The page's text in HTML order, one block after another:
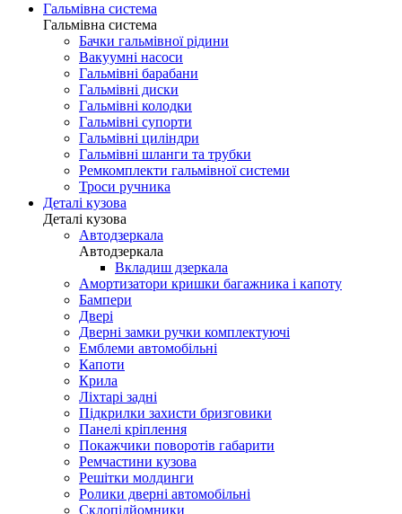
Гальмівна система
Гальмівна система
Бачки гальмівної рідини
Вакуумні насоси
Гальмівні барабани
Гальмівні диски
Гальмівні колодки
Гальмівні супорти
Гальмівні циліндри
Гальмівні шланги та трубки
Ремкомплекти гальмівної системи
Троси ручника
Деталі кузова
Деталі кузова
Автодзеркала
Автодзеркала
Вкладиш дзеркала
Амортизатори кришки багажника і капоту
Бампери
Двері
Дверні замки ручки комплектуючі
Емблеми автомобільні
Капоти
Крила
Ліхтарі задні
Підкрилки захисти бризговики
Панелі кріплення
Покажчики поворотів габарити
Ремчастини кузова
Решітки молдинги
Ролики дверні автомобільні
Склопідйомники